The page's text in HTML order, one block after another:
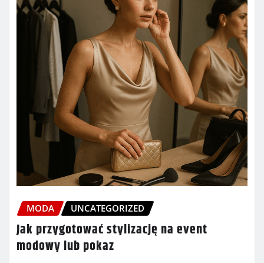
MODA UNCATEGORIZED
Jak przygotować stylizację na event
modowy lub pokaz